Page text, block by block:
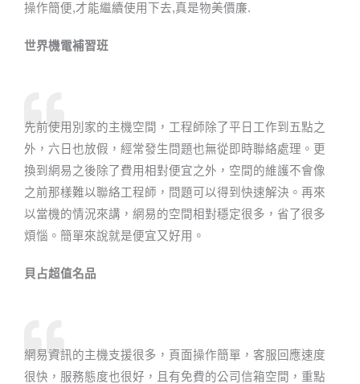
操作簡便,才能繼續使用下去,真是物美價廉.
世界機電補習班​
先前使用別家的主機空間，工程師除了平日工作到五點之
外，六日也放假，經常發生問題也無從即時聯絡處理。更
換到網易之後除了費用相對便宜之外，空間的維護不會像
之前那樣難以聯絡工程師，問題可以得到快速解決。再來
以當機的情況來講，網易的空間相對穩定很多，省了很多
煩惱。簡單來說就是便宜又好用。
貝占超值名品​
網易資訊的主機支援很多，頁面操作簡單，客服回應速度
很快，服務態度也很好，且有免費的公司信箱空間，重點